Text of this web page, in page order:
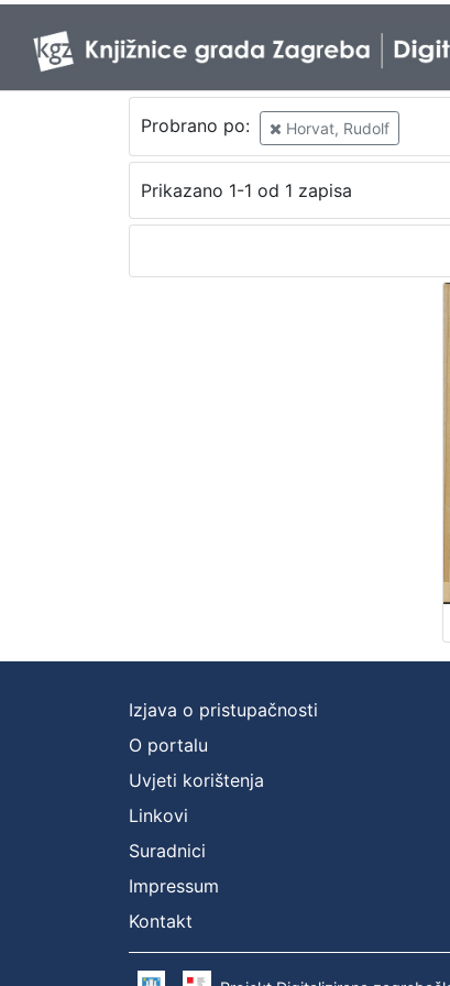
Probrano po: Horvat, Rudolf
Prikazano 1-1 od 1 zapisa
Izjava o pristupačnosti
O portalu
Uvjeti korištenja
Linkovi
Suradnici
Impressum
Kontakt